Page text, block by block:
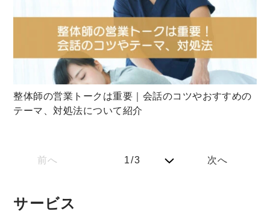
整体師の営業トークは重要｜会話のコツやおすすめの
テーマ、対処法について紹介
前へ 1/3 次へ
サービス